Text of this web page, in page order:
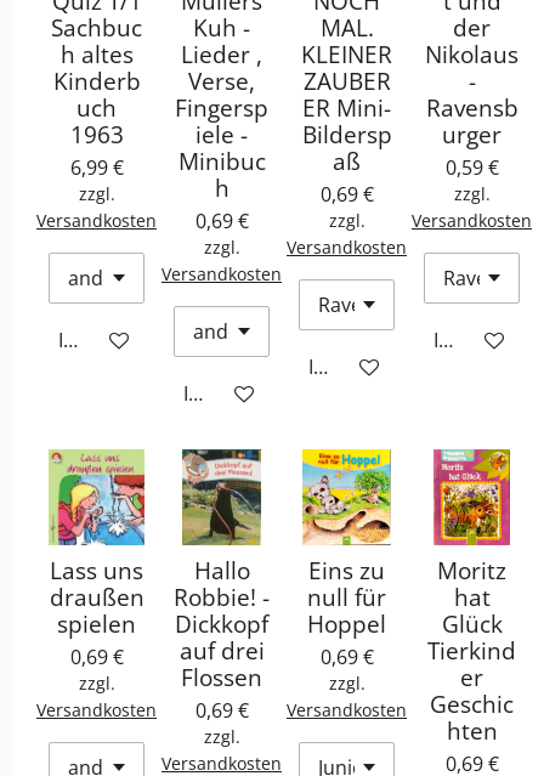
Sachbuc
h altes
Kinderb
uch
1963
6,99 €
zzgl.
Versandkosten
In den Warenkorb
Kuh -
Lieder ,
Verse,
Fingersp
iele -
Minibuc
h
0,69 €
zzgl.
Versandkosten
In den Warenkorb
MAL.
KLEINER
ZAUBER
ER Mini-
Bildersp
aß
0,69 €
zzgl.
Versandkosten
In den Warenkorb
der
Nikolaus
-
Ravensb
urger
0,59 €
zzgl.
Versandkosten
In den
Lass uns
draußen
spielen
0,69 €
zzgl.
Versandkosten
Hallo
Robbie! -
Dickkopf
auf drei
Flossen
0,69 €
zzgl.
Versandkosten
Eins zu
null für
Hoppel
0,69 €
zzgl.
Versandkosten
Moritz
hat
Glück
Tierkind
er
Geschic
hten
0,69 €